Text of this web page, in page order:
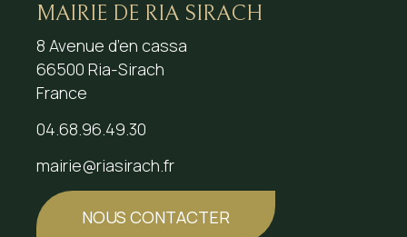
MAIRIE DE RIA SIRACH
8 Avenue d’en cassa
66500 Ria-Sirach
France
04.68.96.49.30
mairie@riasirach.fr
NOUS CONTACTER